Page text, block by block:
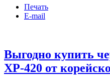
Печать
E-mail
Выгодно купить
XP-420 от